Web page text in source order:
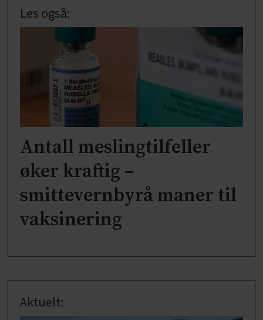
Les også:
Antall meslingtilfeller
øker kraftig –
smittevernbyrå maner til
vaksinering
Aktuelt: